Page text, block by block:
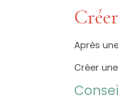
Après
Créer